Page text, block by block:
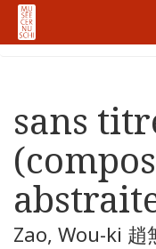
首页
sans
Zao, Wou-ki 趙